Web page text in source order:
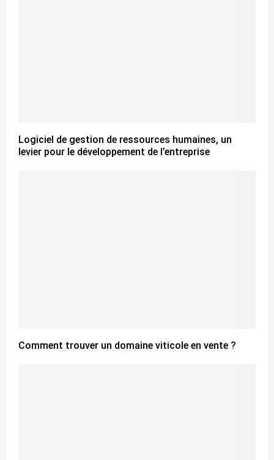
Logiciel de gestion de ressources humaines, un
levier pour le développement de l’entreprise
Comment trouver un domaine viticole en vente ?